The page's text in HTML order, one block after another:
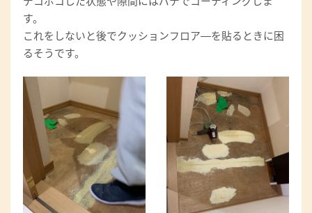
す。
これをしないと後でクッションフロア―を貼るときに困
るそうです。